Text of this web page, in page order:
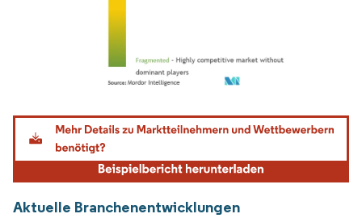
Bild © Mordor Intelligence. Wiederverwendung erfordert Namensnennung gemäß
Aktuelle Branchenentwicklungen